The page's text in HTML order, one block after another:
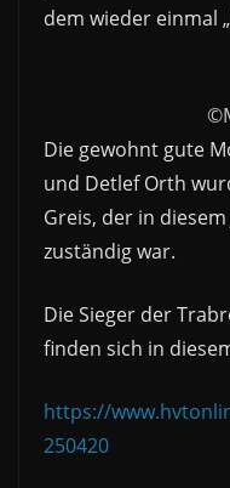
dem wieder einmal
Die gewohnt gute
und Detlef Orth
Greis, der in
zuständig war.
Die Sieger der
finden sich in
https://
250420